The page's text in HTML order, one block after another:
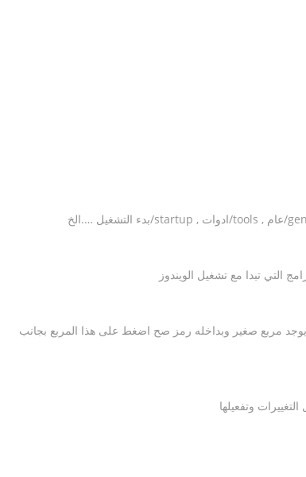
مربع صغير وبداخله رمز صح اضغط على هذا المربع بجانب